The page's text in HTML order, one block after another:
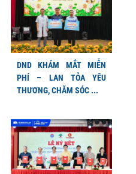
DND KHÁM MẮT MIỄN
PHÍ – LAN TỎA YÊU
THƯƠNG, CHĂM SÓC ...